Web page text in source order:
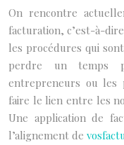
On rencontre
facturation, c’est-à-
les procédures qui
perdre un temps
entrepreneurs ou les
faire le lien entre les
Une application de
l’alignement de